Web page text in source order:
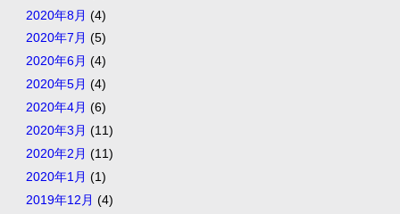
2020年8月 (4)
2020年7月 (5)
2020年6月 (4)
2020年5月 (4)
2020年4月 (6)
2020年3月 (11)
2020年2月 (11)
2020年1月 (1)
2019年12月 (4)